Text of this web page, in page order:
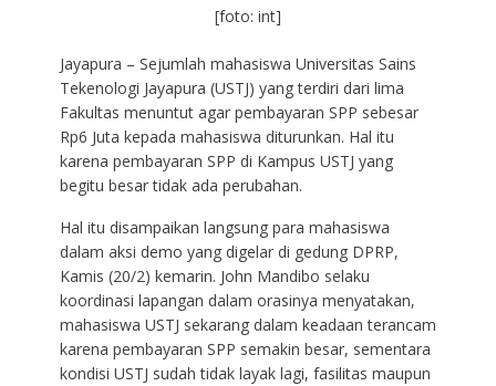
[foto: int]
Jayapura – Sejumlah mahasiswa Universitas Sains
Tekenologi Jayapura (USTJ) yang terdiri dari lima
Fakultas menuntut agar pembayaran SPP sebesar
Rp6 Juta kepada mahasiswa diturunkan. Hal itu
karena pembayaran SPP di Kampus USTJ yang
begitu besar tidak ada perubahan.
Hal itu disampaikan langsung para mahasiswa
dalam aksi demo yang digelar di gedung DPRP,
Kamis (20/2) kemarin. John Mandibo selaku
koordinasi lapangan dalam orasinya menyatakan,
mahasiswa USTJ sekarang dalam keadaan terancam
karena pembayaran SPP semakin besar, sementara
kondisi USTJ sudah tidak layak lagi, fasilitas maupun